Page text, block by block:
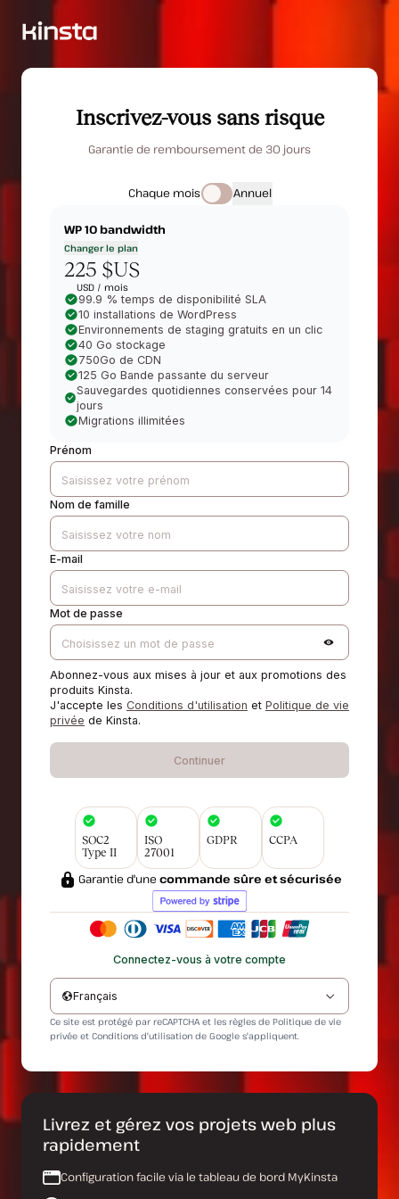
Inscrivez-vous sans risque
Garantie de remboursement de 30 jours
Chaque mois Annuel
WP 10bandwidth
Changer le plan
225 $US
USD / mois
99.9 % temps de disponibilité SLA
10 installations de WordPress
Environnements de staging gratuits en un clic
40 Go stockage
750Go de CDN
125 Go Bande passante du serveur
Sauvegardes quotidiennes conservées pour 14
jours
Migrations illimitées
Prénom
Nom de famille
E-mail
Mot de passe
Abonnez-vous aux mises à jour et aux promotions des
produits Kinsta.
J'accepte les Conditions d'utilisation et Politique de vie
privée de Kinsta.
Continuer
SOC2
Type II
ISO
27001
GDPR CCPA
Garantie d'unecommande sûre et sécurisée
Connectez-vous à votre compte
Français
Ce site est protégé par reCAPTCHA et les règles de Politique de vie
privée et Conditions d'utilisation de Google s'appliquent.
Livrez et gérez vos projets web plus
rapidement
Configuration facile via le tableau de bord MyKinsta